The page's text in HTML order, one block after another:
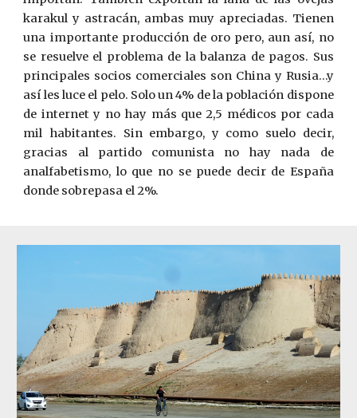
karakul y astracán, ambas muy apreciadas. Tienen
una importante producción de oro pero, aun así, no
se resuelve el problema de la balanza de pagos. Sus
principales socios comerciales son China y Rusia…y
así les luce el pelo. Solo un 4% de la población dispone
de internet y no hay más que 2,5 médicos por cada
mil habitantes. Sin embargo, y como suelo decir,
gracias al partido comunista no hay nada de
analfabetismo, lo que no se puede decir de España
donde sobrepasa el 2%.